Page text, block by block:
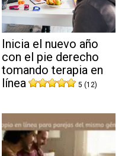
Inicia el nuevo año
con el pie derecho
tomando terapia en
línea
5 (12)